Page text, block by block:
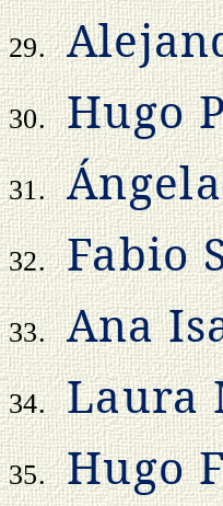
29.
30. Hugo
31.
32. Fabio
33. Ana
34. Laura
35. Hugo